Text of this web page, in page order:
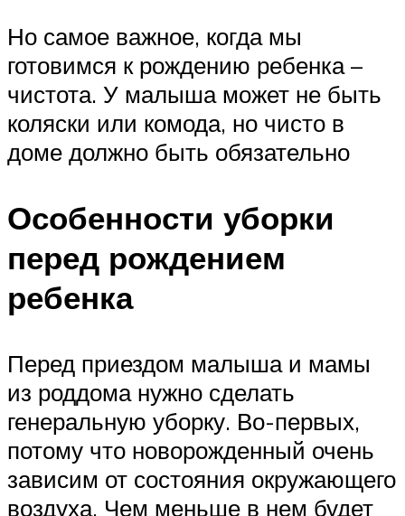
Но самое важное, когда мы
готовимся к рождению ребенка –
чистота. У малыша может не быть
коляски или комода, но чисто в
доме должно быть обязательно
Особенности уборки
перед рождением
ребенка
Перед приездом малыша и мамы
из роддома нужно сделать
генеральную уборку. Во-первых,
потому что новорожденный очень
зависим от состояния окружающего
воздуха. Чем меньше в нем будет